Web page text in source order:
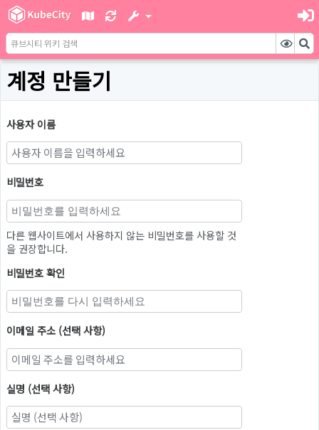
계정 만들기
사용자 이름
비밀번호
다른 웹사이트에서 사용하지 않는 비밀번호를 사용할 것
을 권장합니다.
비밀번호 확인
이메일 주소 (선택 사항)
실명 (선택 사항)